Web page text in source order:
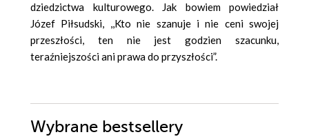
dziedzictwa kulturowego. Jak bowiem powiedział
Józef Piłsudski, ,,Kto nie szanuje i nie ceni swojej
przeszłości, ten nie jest godzien szacunku,
teraźniejszości ani prawa do przyszłości”.
Wybrane bestsellery